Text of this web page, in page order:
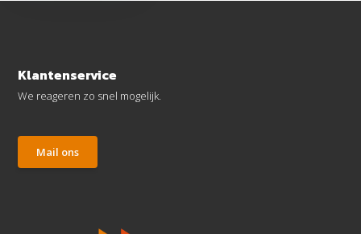
Klantenservice
We reageren zo snel mogelijk.
Mail ons